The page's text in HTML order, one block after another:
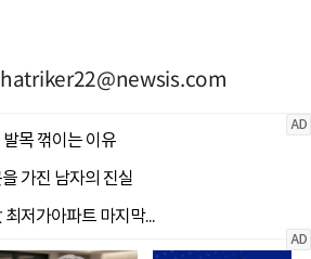
hatriker22@newsis.com